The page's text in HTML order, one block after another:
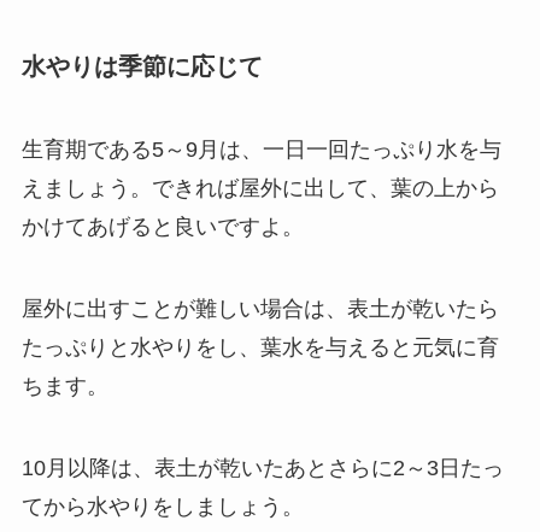
水やりは季節に応じて
生育期である5～9月は、一日一回たっぷり水を与
えましょう。できれば屋外に出して、葉の上から
かけてあげると良いですよ。
屋外に出すことが難しい場合は、表土が乾いたら
たっぷりと水やりをし、葉水を与えると元気に育
ちます。
10月以降は、表土が乾いたあとさらに2～3日たっ
てから水やりをしましょう。